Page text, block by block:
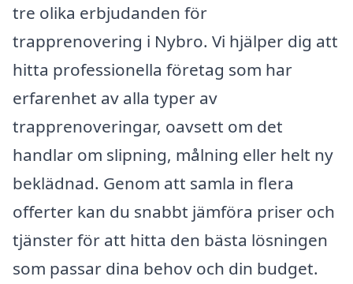
tre olika erbjudanden för
trapprenovering i Nybro. Vi hjälper dig att
hitta professionella företag som har
erfarenhet av alla typer av
trapprenoveringar, oavsett om det
handlar om slipning, målning eller helt ny
beklädnad. Genom att samla in flera
offerter kan du snabbt jämföra priser och
tjänster för att hitta den bästa lösningen
som passar dina behov och din budget.